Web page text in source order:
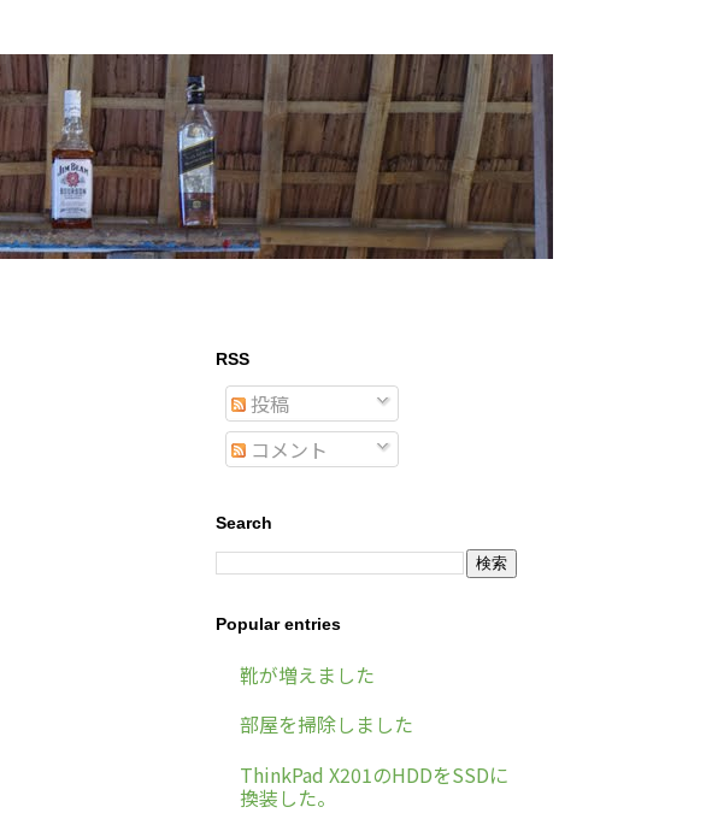
RSS
投稿
コメント
Search
Popular entries
靴が増えました
部屋を掃除しました
ThinkPad X201のHDDをSSDに
換装した。